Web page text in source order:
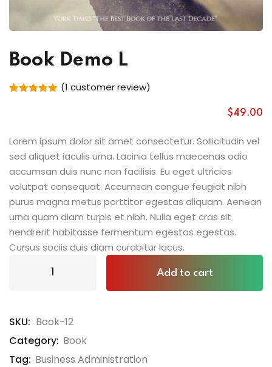
Book Demo L
rating
(1 customer review)
$49.00
Lorem ipsum dolor sit amet consectetur. Sollicitudin vel
sed aliquet iaculis urna. Lacinia tellus maecenas odio
accumsan duis nunc non facilisis. Eu eget ultricies
volutpat consequat. Accumsan congue feugiat nibh
purus magna metus porttitor egestas aliquam. Aenean
urna quam diam turpis et nibh. Nulla eget cras sit
hendrerit habitasse fermentum egestas egestas.
Cursus sociis duis diam curabitur lacus.
Add to cart
SKU: Book-12
Category: Book
Tag: Business Administration